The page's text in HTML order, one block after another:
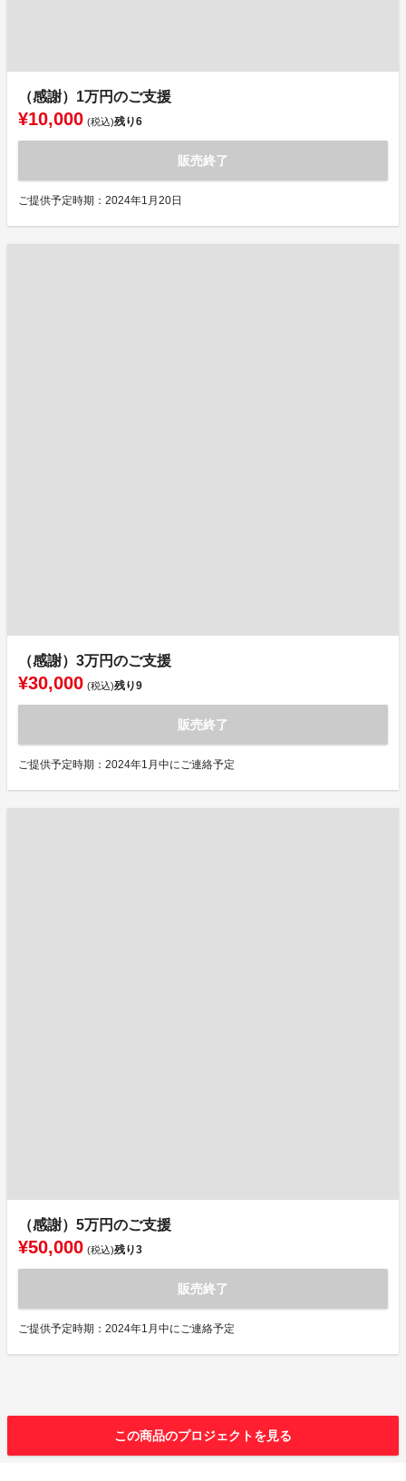
（感謝）1万円のご支援
¥10,000 (税込)残り6
販売終了
ご提供予定時期：2024年1月20日
（感謝）3万円のご支援
¥30,000 (税込)残り9
販売終了
ご提供予定時期：2024年1月中にご連絡予定
（感謝）5万円のご支援
¥50,000 (税込)残り3
販売終了
ご提供予定時期：2024年1月中にご連絡予定
この商品のプロジェクトを見る